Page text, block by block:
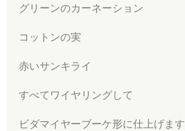
グリーンのカーネーション
コットンの実
赤いサンキライ
すべてワイヤリングして
ビダマイヤーブーケ形に仕上げます